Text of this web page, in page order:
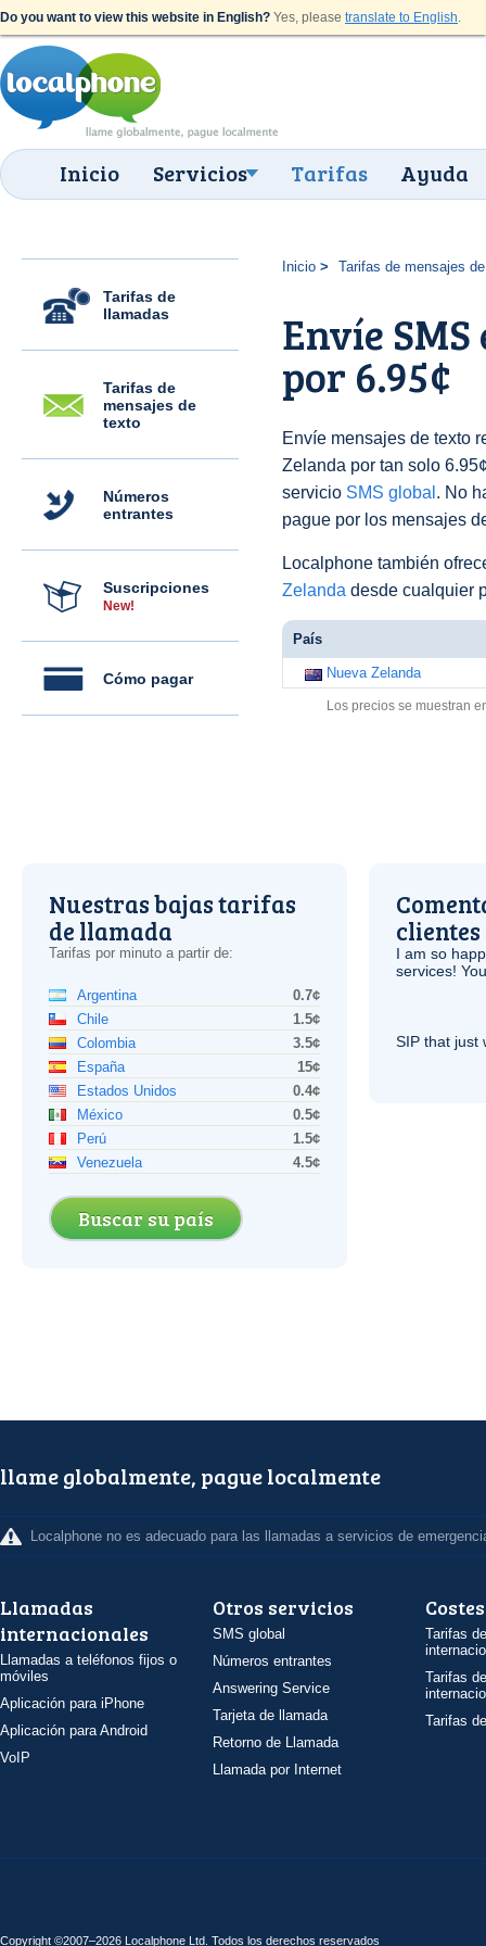
Do you want to view this website in English? Yes, please translate to English.
Inicio Servicios Tarifas Ayuda
Tarifas de
llamadas
Tarifas de
mensajes de
texto
Números
entrantes
Suscripciones
New!
Cómo pagar
Inicio Tarifas de mensajes
Envíe
por 6.95¢
Envíe mensajes de texto
Zelanda por tan solo
servicio SMS global . No
pague por los mensajes
Localphone también
Zelanda desde cualquier
País
Nueva Zelanda
Los precios se muestran
Nuestras bajas tarifas
de llamada
Tarifas por minuto a partir de:
Argentina
0.7¢
Chile
1.5¢
Colombia
3.5¢
España
15¢
Estados Unidos
0.4¢
México
0.5¢
Perú
1.5¢
Venezuela
4.5¢
Buscar su país
clientes
I am so
services!
SIP that just
llame globalmente, pague localmente
Localphone no es adecuado para las llamadas a servicios de
Llamadas
internacionales
Llamadas a teléfonos fijos o
móviles
Aplicación para iPhone
Aplicación para Android
VoIP
Otros servicios
SMS global
Números entrantes
Answering Service
Tarjeta de llamada
Retorno de Llamada
Llamada por Internet
Costes
Tarifas
Tarifas
Tarifas
Copyright ©2007–2026 Localphone Ltd . Todos los derechos reservados